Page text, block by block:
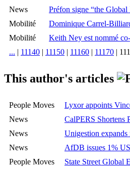
News
Préfon signe “the
Mobilité
Dominique Carrel-
Mobilité
Keith Ney est nommé
... | 11140 | 11150 | 11160 | 11170 |
This author's articles
People Moves
Lyxor appoints
News
CalPERS Shortens
News
Unigestion
News
AfDB issues 1%
People Moves
State Street Global